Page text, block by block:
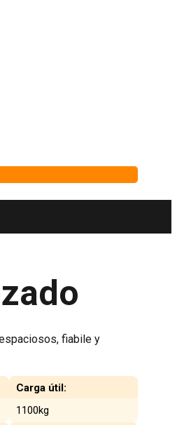
fiabile y
Carga útil:
1100kg